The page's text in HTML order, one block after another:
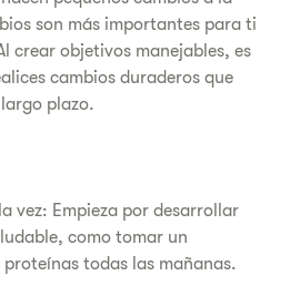
son más importantes para ti
crear objetivos manejables, es
cambios duraderos que
plazo.
vez: Empieza por desarrollar
como tomar un
todas las mañanas.